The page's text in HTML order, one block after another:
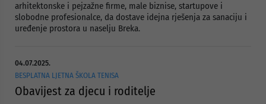
arhitektonske i pejzažne firme, male biznise, startupove i
slobodne profesionalce, da dostave idejna rješenja za sanaciju i
uređenje prostora u naselju Breka.
04.07.2025.
BESPLATNA LJETNA ŠKOLA TENISA
Obavijest za djecu i roditelje